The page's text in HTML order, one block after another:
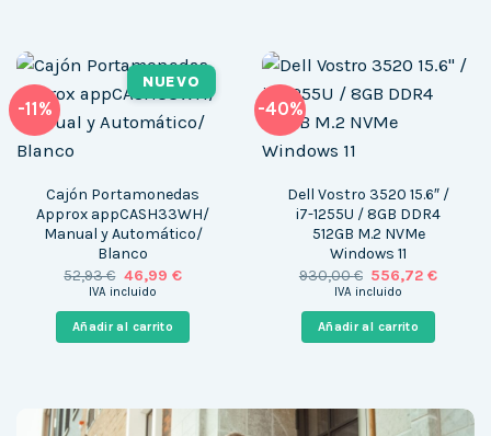
-11%
NUEVO
Cajón Portamonedas
Approx appCASH33WH/
Manual y Automático/
Blanco
52,93€ El
precio
era:
52,93 €.
46,99 €El
es:
46,99 €.
IVA incluido
Añadir al carrito
-40%
Dell Vostro 3520 15.6″ /
i7-1255U / 8GB DDR4
512GB M.2 NVMe
Windows 11
930,00€ El
precio
era:
930,00 €.
556,72€El
IVA incluido
Añadir al carrito